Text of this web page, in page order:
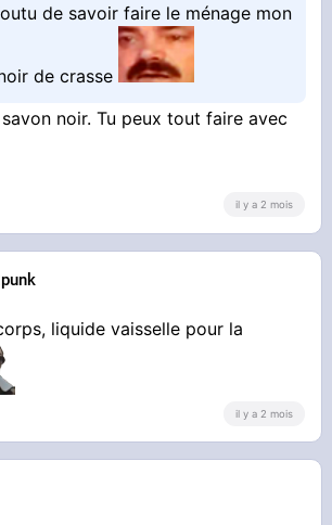
de savoir faire le ménage mon
de crasse
noir. Tu peux tout faire avec
il y a 2 mois
liquide vaisselle pour la
il y a 2 mois